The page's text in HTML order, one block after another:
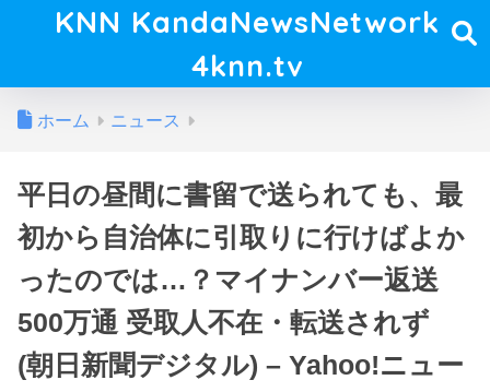
KNN KandaNewsNetwork
4knn.tv
ホーム ニュース
平日の昼間に書留で送られても、最
初から自治体に引取りに行けばよか
ったのでは…？マイナンバー返送
500万通 受取人不在・転送されず
(朝日新聞デジタル) – Yahoo!ニュー